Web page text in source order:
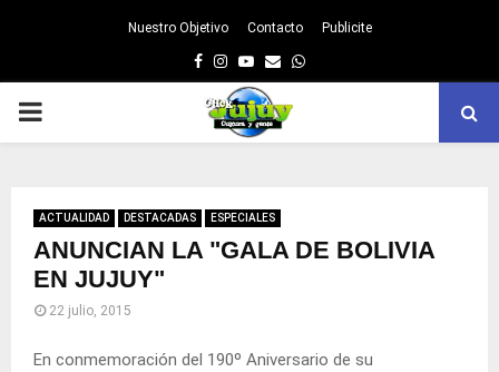
Nuestro Objetivo Contacto Publicite
Facebook
Instagram
Youtube
EmailWhatsapp
PRIMARY
ACTUALIDAD DESTACADAS ESPECIALES
ANUNCIAN LA "GALA DE BOLIVIA
EN JUJUY"
22 julio, 2015
En conmemoración del 190º Aniversario de su